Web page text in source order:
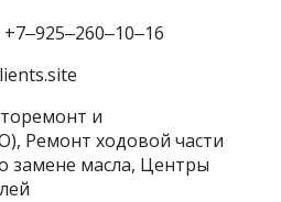
и
Ремонт ходовой части
замене масла, Центры